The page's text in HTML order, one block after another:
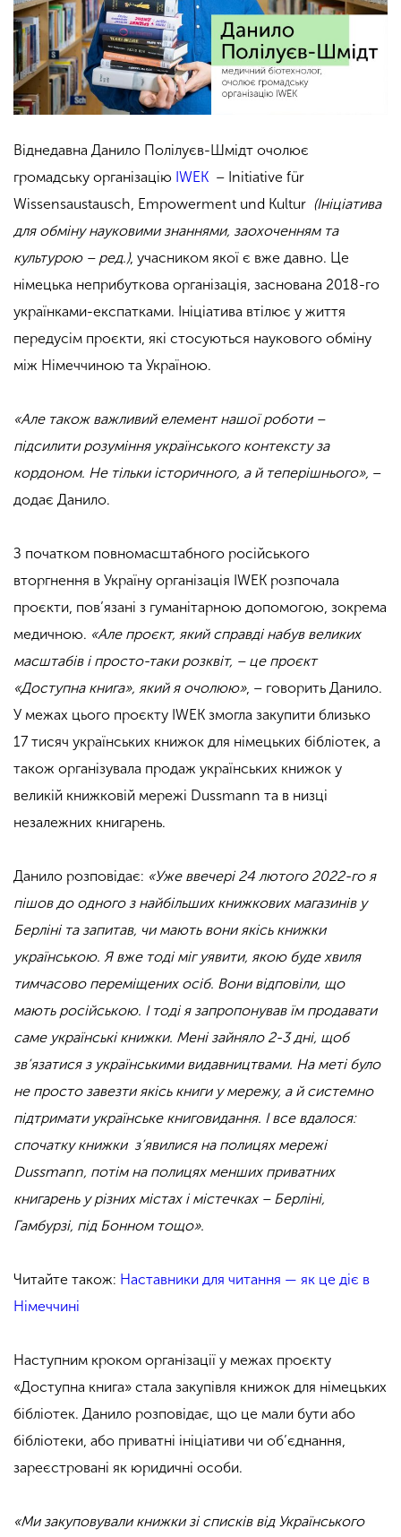
Віднедавна Данило Полілуєв-Шмідт очолює
громадську організацію IWEK – Initiative für
Wissensaustausch, Empowerment und Kultur (Ініціатива
для обміну науковими знаннями, заохоченням та
культурою – ред.), учасником якої є вже давно. Це
німецька неприбуткова організація, заснована 2018-го
українками-експатками. Ініціатива втілює у життя
передусім проєкти, які стосуються наукового обміну
між Німеччиною та Україною.
«Але також важливий елемент нашої роботи –
підсилити розуміння українського контексту за
кордоном. Не тільки історичного, а й теперішнього», –
додає Данило.
З початком повномасштабного російського
вторгнення в Україну організація IWEK розпочала
проєкти, пов’язані з гуманітарною допомогою, зокрема
медичною. «Але проєкт, який справді набув великих
масштабів і просто-таки розквіт, – це проєкт
«Доступна книга», який я очолюю», – говорить Данило.
У межах цього проєкту IWEK змогла закупити близько
17 тисяч українських книжок для німецьких бібліотек, а
також організувала продаж українських книжок у
великій книжковій мережі Dussmann та в низці
незалежних книгарень.
Данило розповідає: «Уже ввечері 24 лютого 2022-го я
пішов до одного з найбільших книжкових магазинів у
Берліні та запитав, чи мають вони якісь книжки
українською. Я вже тоді міг уявити, якою буде хвиля
тимчасово переміщених осіб. Вони відповіли, що
мають російською. І тоді я запропонував їм продавати
саме українські книжки. Мені зайняло 2-3 дні, щоб
зв’язатися з українськими видавництвами. На меті було
не просто завезти якісь книги у мережу, а й системно
підтримати українське книговидання. І все вдалося:
спочатку книжки з’явилися на полицях мережі
Dussmann, потім на полицях менших приватних
книгарень у різних містах і містечках – Берліні,
Гамбурзі, під Бонном тощо».
Читайте також: Наставники для читання — як це діє в
Німеччині
Наступним кроком організації у межах проєкту
«Доступна книга» стала закупівля книжок для німецьких
бібліотек. Данило розповідає, що це мали бути або
бібліотеки, або приватні ініціативи чи об’єднання,
зареєстровані як юридичні особи.
«Ми закуповували книжки зі списків від Українського